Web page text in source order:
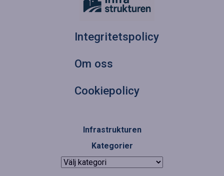
Integritetspolicy
Om oss
Cookiepolicy
Infrastrukturen
Kategorier
Kategorier